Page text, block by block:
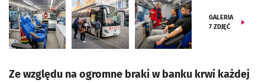
GALERIA
7 ZDJĘĆ
Ze względu na ogromne braki w banku krwi każdej